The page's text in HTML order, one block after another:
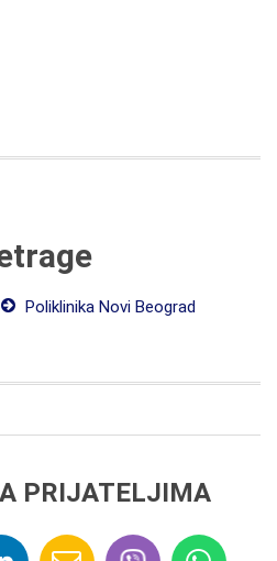
Poliklinika Novi Beograd
PRIJATELJIMA